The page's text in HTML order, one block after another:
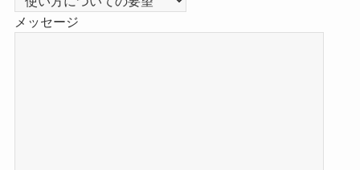
メッセージ